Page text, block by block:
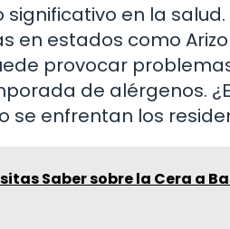
en la
estados como
provocar
de alérgenos.
se enfrentan los
Saber sobre la Cera a